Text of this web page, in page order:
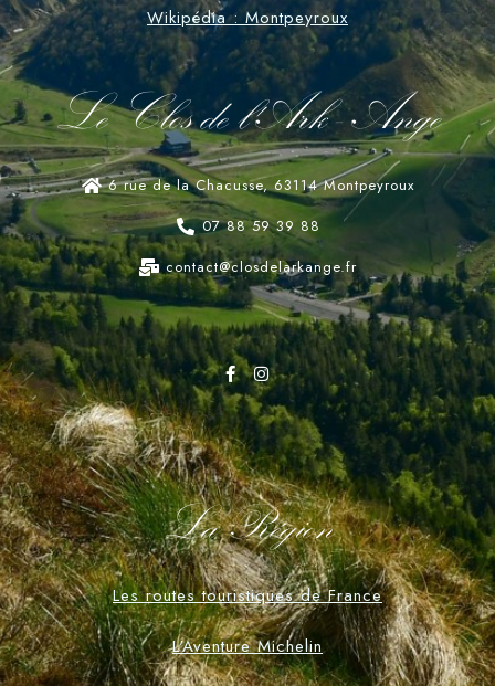
Wikipédia : Montpeyroux
Le Clos de l'Ark - Ange
6 rue de la Chacusse, 63114 Montpeyroux
07 88 59 39 88
contact@closdelarkange.fr
La Région
Les routes touristiques de France
L'Aventure Michelin